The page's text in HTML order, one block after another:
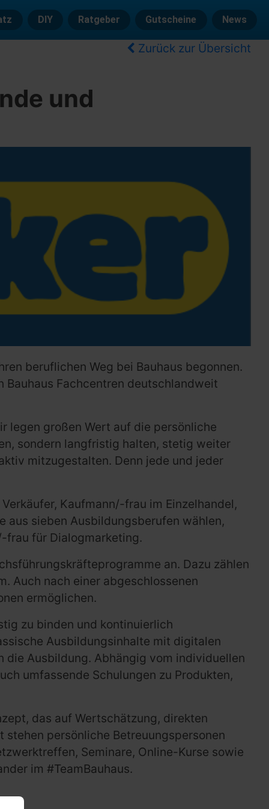
DIY Ratgeber Gutscheine News
Zurück zur Übersicht
und
beruflichen Weg bei Bauhaus begonnen.
Bauhaus Fachcentren deutschlandweit
legen großen Wert auf die persönliche
sondern langfristig halten, stetig weiter
mitzugestalten. Denn jede und jeder
Kaufmann/-frau im Einzelhandel,
aus sieben Ausbildungsberufen wählen,
frau für Dialogmarketing.
an. Dazu zählen
Auch nach einer abgeschlossenen
ermöglichen.
zu binden und kontinuierlich
Ausbildungsinhalte mit digitalen
die Ausbildung. Abhängig vom individuellen
umfassende Schulungen zu Produkten,
das auf Wertschätzung, direkten
persönliche Betreuungspersonen
Seminare, Online-Kurse sowie
im #TeamBauhaus.